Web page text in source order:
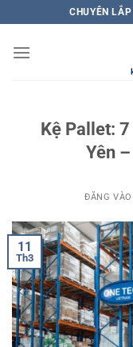
qua
nội
CHUYÊN
Kệ Pallet:
Yên
ĐĂNG VÀO
11
Th3